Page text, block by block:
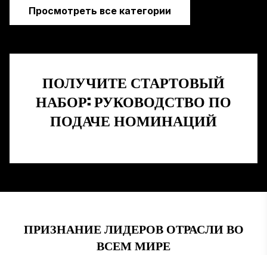
Просмотреть все категории
ПОЛУЧИТЕ СТАРТОВЫЙ
НАБОР: РУКОВОДСТВО ПО
ПОДАЧЕ НОМИНАЦИЙ
ПРИЗНАНИЕ ЛИДЕРОВ ОТРАСЛИ ВО
ВСЕМ МИРЕ